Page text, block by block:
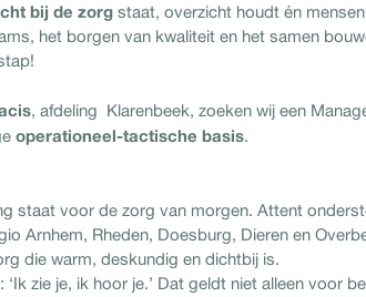
bij de zorg staat, overzicht houdt én
het borgen van kwaliteit en het samen
, afdeling Klarenbeek, zoeken wij een
operationeel-tactische basis.
staat voor de zorg van morgen. Attent
Arnhem, Rheden, Doesburg, Dieren en
die warm, deskundig en dichtbij is.
zie je, ik hoor je.’ Dat geldt niet alleen voor